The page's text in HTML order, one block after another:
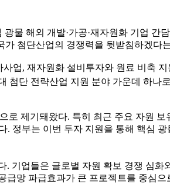
물 해외 개발·가공·재자원화 기업 간
첨단산업의 경쟁력을 뒷받침하겠다
업, 재자원화 설비투자와 원료 비축 지
첨단 전략산업 지원 분야 가운데 하나
로 제기돼왔다. 특히 최근 주요 자원
. 정부는 이번 투자 지원을 통해 핵심
기업들은 글로벌 자원 확보 경쟁 심화
망 파급효과가 큰 프로젝트를 중심